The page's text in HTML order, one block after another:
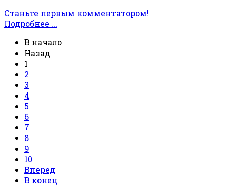
Станьте первым комментатором!
Подробнее ...
В начало
Назад
1
2
3
4
5
6
7
8
9
10
Вперед
В конец